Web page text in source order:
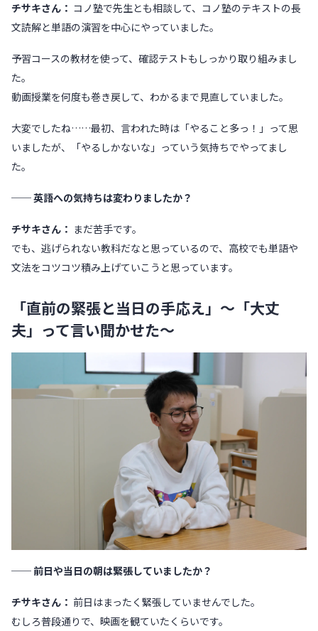
チサキさん： コノ塾で先生とも相談して、コノ塾のテキストの長
文読解と単語の演習を中心にやっていました。
予習コースの教材を使って、確認テストもしっかり取り組みまし
た。
動画授業を何度も巻き戻して、わかるまで見直していました。
大変でしたね……最初、言われた時は「やること多っ！」って思
いましたが、「やるしかないな」っていう気持ちでやってまし
た。
── 英語への気持ちは変わりましたか？
チサキさん： まだ苦手です。
でも、逃げられない教科だなと思っているので、高校でも単語や
文法をコツコツ積み上げていこうと思っています。
「直前の緊張と当日の手応え」〜「大丈
夫」って言い聞かせた〜
── 前日や当日の朝は緊張していましたか？
チサキさん： 前日はまったく緊張していませんでした。
むしろ普段通りで、映画を観ていたくらいです。